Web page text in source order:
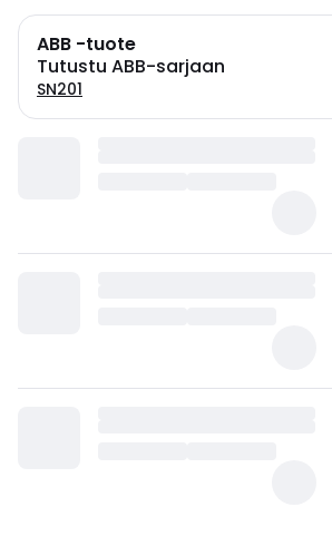
ABB -tuote
Tutustu ABB-sarjaan
SN201